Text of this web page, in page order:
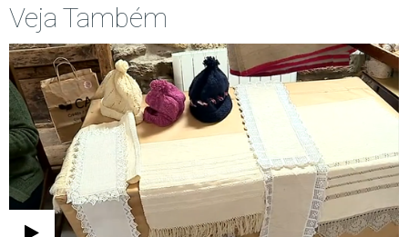
Veja Também